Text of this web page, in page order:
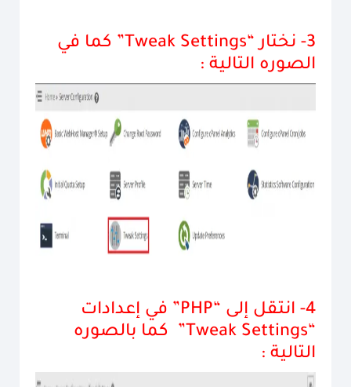
3- نختار “Tweak Settings” كما في
الصوره التالية :
انتقل إلى “PHP” في إعدادات
“Tweak Settings” كما بالصوره
التالية :